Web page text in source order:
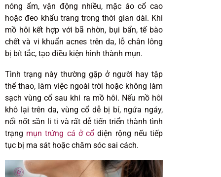
nóng ẩm, vận động nhiều, mặc áo cổ cao
hoặc đeo khẩu trang trong thời gian dài. Khi
mồ hôi kết hợp với bã nhờn, bụi bẩn, tế bào
chết và vi khuẩn acnes trên da, lỗ chân lông
bị bít tắc, tạo điều kiện hình thành mụn.
Tình trạng này thường gặp ở người hay tập
thể thao, làm việc ngoài trời hoặc không làm
sạch vùng cổ sau khi ra mồ hôi. Nếu mồ hôi
khô lại trên da, vùng cổ dễ bị bí, ngứa ngáy,
nổi nốt sần li ti và rất dễ tiến triển thành tình
trạng mụn trứng cá ở cổ diện rộng nếu tiếp
tục bị ma sát hoặc chăm sóc sai cách.